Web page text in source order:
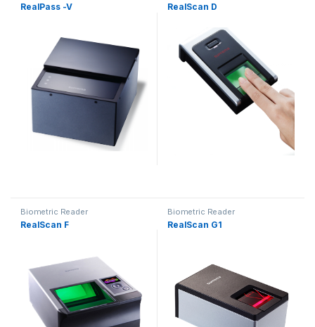
RealPass -V RealScan D
Biometric Reader
RealScan F
Biometric Reader
RealScan G1